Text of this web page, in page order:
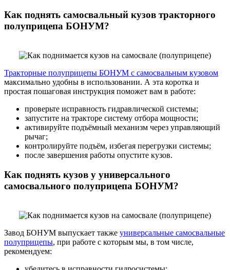
Как поднять самосвальный кузов тракторного
полуприцепа БОНУМ?
Тракторные полуприцепы БОНУМ с самосвальным кузовом
максимально удобны в использовании. А эта коротка и
простая пошаговая инструкция поможет вам в работе:
проверьте исправность гидравлической системы;
запустите на тракторе систему отбора мощности;
активируйте подъёмный механизм через управляющий
рычаг;
контролируйте подъём, избегая перегрузки системы;
после завершения работы опустите кузов.
Как поднять кузов у универсального
самосвального полуприцепа БОНУМ?
Завод БОНУМ выпускает также универсальные самосвальные
полуприцепы, при работе с которым мы, в том числе,
рекомендуем: